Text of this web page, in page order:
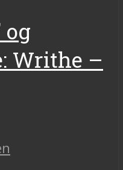
og
Writhe –